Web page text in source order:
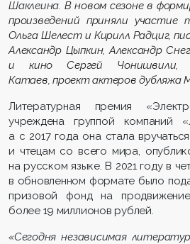
Шаклеина. Вновом сезоне в
произведений приняли участие
Ольга Шелест и Кирилл Радциг,
Александр Цыпкин, Александр
и кино Сергей Чонишвили
Катаев, проектактеров дубляжа
Литературная премия
учреждена группой компаний
а с 2017 года она стала
и чтецам со всего мира,
на русском языке. В 2021 году в
в обновленном формате было
призовой фонд на
более 19 миллионов рублей.
«Сегоднянезависимая